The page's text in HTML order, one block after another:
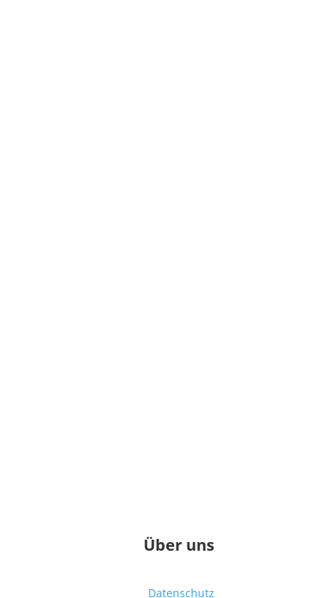
Über uns
Datenschutz